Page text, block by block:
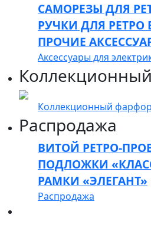
САМОРЕЗЫ ДЛЯ
РУЧКИ ДЛЯ
ПРОЧИЕ
Аксессуары для
Коллекционный фарфор
Распродажа
ВИТОЙ РЕТРО-
ПОДЛОЖКИ
РАМКИ «ЭЛЕГАНТ»
Распродажа